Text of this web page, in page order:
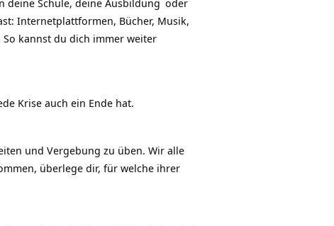
Internetplattformen, Bücher, Musik,
kannst du dich immer weiter
Krise auch ein Ende hat.
und Vergebung zu üben. Wir alle
überlege dir, für welche ihrer